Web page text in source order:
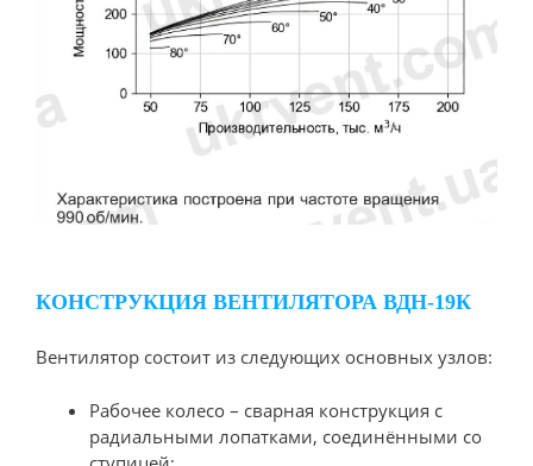
КОНСТРУКЦИЯ ВЕНТИЛЯТОРА ВДН-19К
Вентилятор состоит из следующих основных узлов:
Рабочее колесо – сварная конструкция с
радиальными лопатками, соединёнными со